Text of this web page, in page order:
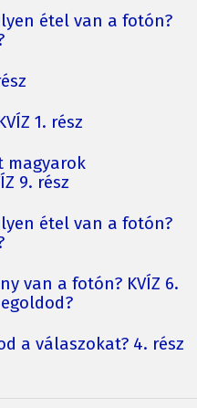
étel van a fotón?
1. rész
magyarok
9. rész
étel van a fotón?
van a fotón? KVÍZ 6.
a válaszokat? 4. rész